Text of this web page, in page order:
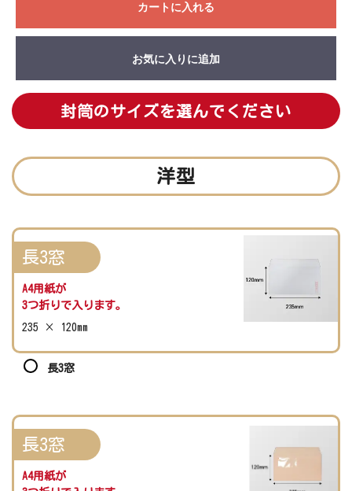
カートに入れる
お気に入りに追加
封筒のサイズを選んでください
洋型
長3窓
A4用紙が
3つ折りで入ります。
235 × 120mm
長3窓
長3窓
A4用紙が